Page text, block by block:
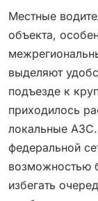
Местные
объекта,
выделяют
подъезде к
приходилось
локальные
федеральной
возможностью
избегать